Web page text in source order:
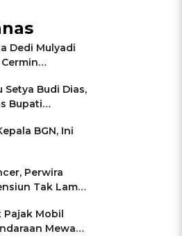
Dedi Mulyadi
Keamanan
Budi Dias,
Bupati
BGN, Ini
Perwira
Tak Lama
Pajak Mobil
Mewah